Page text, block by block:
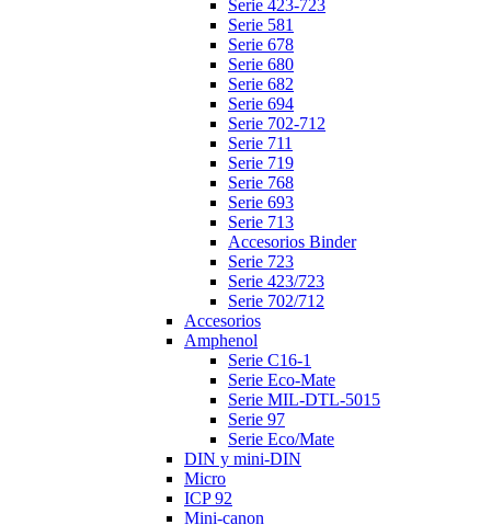
Serie 423-723
Serie 581
Serie 678
Serie 680
Serie 682
Serie 694
Serie 702-712
Serie 711
Serie 719
Serie 768
Serie 693
Serie 713
Accesorios Binder
Serie 723
Serie 423/723
Serie 702/712
Accesorios
Amphenol
Serie C16-1
Serie Eco-Mate
Serie MIL-DTL-5015
Serie 97
Serie Eco/Mate
DIN y mini-DIN
Micro
ICP 92
Mini-canon